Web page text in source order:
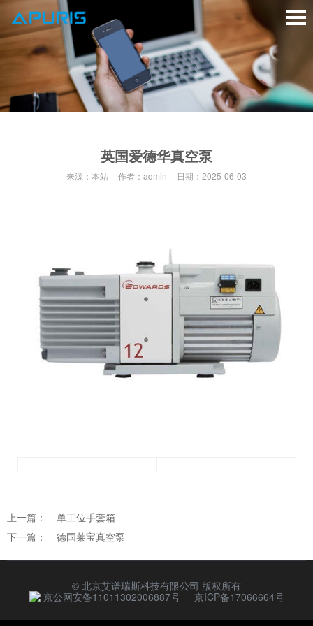
英国爱德华真空泵
来源： 本站 作者： admin 日期： 2025-06-03
上一篇：
单工位手套箱
下一篇：
德国莱宝真空泵
© 北京艾谱瑞斯科技有限公司 版权所有
京公网安备11011302006887号
京ICP备17066664号